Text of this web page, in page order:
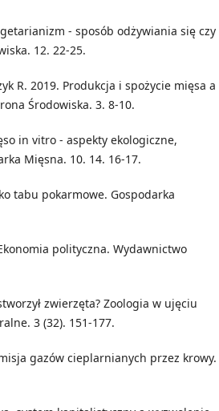
- sposób odżywiania się czy
12. 22-25.
R. 2019. Produkcja i spożycie mięsa a
Środowiska. 3. 8-10.
in vitro - aspekty ekologiczne,
Mięsna. 10. 14. 16-17.
tabu pokarmowe. Gospodarka
polityczna. Wydawnictwo
zwierzęta? Zoologia w ujęciu
3 (32). 151-177.
gazów cieplarnianych przez krowy.